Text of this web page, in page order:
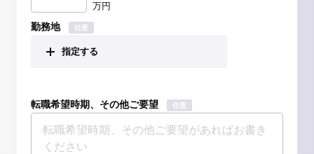
万円
勤務地 任意
指定する
転職希望時期、その他ご要望 任意